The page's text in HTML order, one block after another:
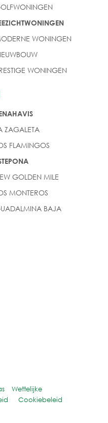
WONINGEN
WONINGEN
ZAGALETA
FLAMINGOS
GOLDEN MILE
MONTEROS
BAJA
Wettelijke
Cookiebeleid